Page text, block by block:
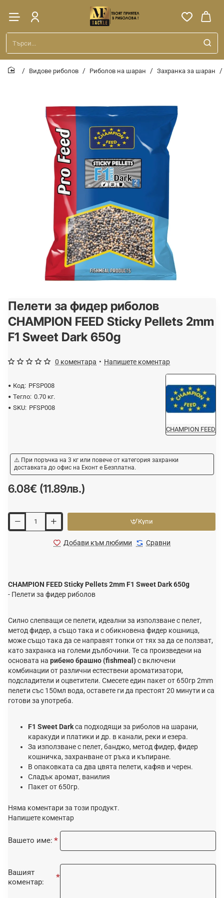
Търси...
Видове риболов Риболов на шаран Захранка за шаран
Пелети за фидер риболов
CHAMPION FEED Sticky Pellets 2mm
F1 Sweet Dark 650g
Код: PFSP008
Тегло: 0.70 кг.
SKU: PFSP008
CHAMPION FEED
0 коментара • Напишете коментар
⚠️ При поръчка на 3 кг или повече от категория захранки
доставката до офис на Еконт е Безплатна.
6.08€ (11.89лв.)
Купи
Добави към любими Сравни
CHAMPION FEED Sticky Pellets 2mm F1 Sweet Dark 650g
- Пелети за фидер риболов
Силно слепващи се пелети, идеални за използване с пелет,
метод фидер, а също така и с обикновена фидер кошница,
може също така да се направят топки от тях за да се ползват,
като захранка на големи дълбочини. Те са произведени на
основата на рибено брашно (fishmeal)с включени
комбинации от различни естествени ароматизатори,
подсладители и оцветители. Смесете един пакет от 650гр 2mm
пелети със 150мл вода, оставете ги да престоят 20 минути и са
готови за употреба.
F1 Sweet Darkса подходящи за риболов на шарани,
каракуди и платики и др. в канали, реки и езера.
За използване с пелет, банджо, метод фидер, фидер
кошничка, захранване от ръка и къпиране.
В опаковката са два цвята пелети, кафяв и черен.
Сладък аромат, ванилия
Пакет от 650гр.
Няма коментари за този продукт.
Напишете коментар
Вашето име:
Вашият
коментар: